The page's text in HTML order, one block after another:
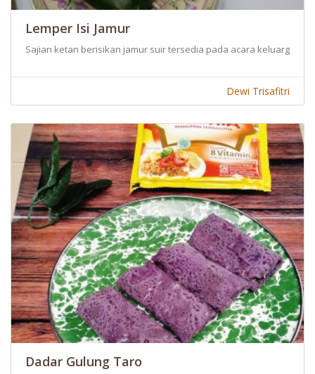
Lemper Isi Jamur
Sajian ketan berisikan jamur suir tersedia pada acara keluarga
Dewi Trisafitri
Dadar Gulung Taro